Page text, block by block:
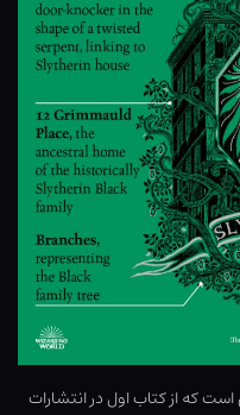
که از کتاب اول در انتشارات